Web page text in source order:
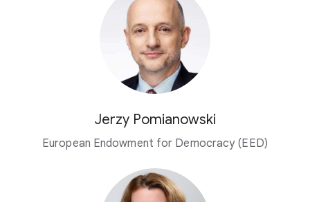
Jerzy Pomianowski
European Endowment for Democracy (EED)